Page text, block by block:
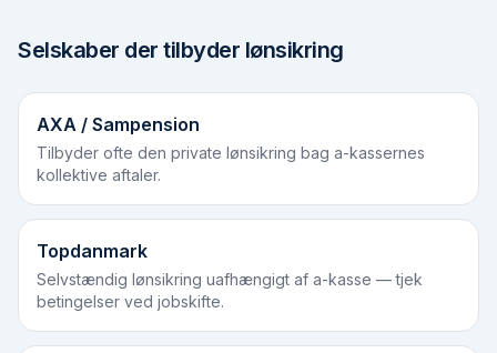
Selskaber der tilbyder lønsikring
AXA / Sampension
Tilbyder ofte den private lønsikring bag a-kassernes
kollektive aftaler.
Topdanmark
Selvstændig lønsikring uafhængigt af a-kasse — tjek
betingelser ved jobskifte.